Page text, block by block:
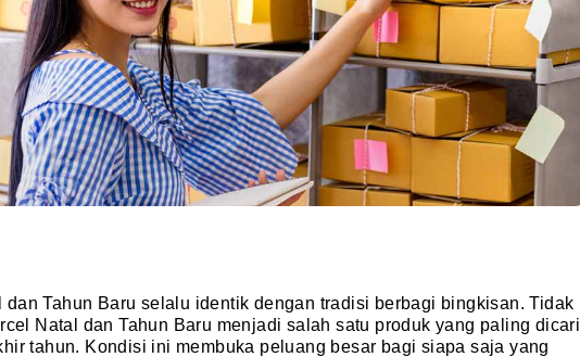
dan Tahun Baru selalu identik dengan tradisi berbagi bingkisan. Tidak
Natal dan Tahun Baru menjadi salah satu produk yang paling dicari
tahun. Kondisi ini membuka peluang besar bagi siapa saja yang